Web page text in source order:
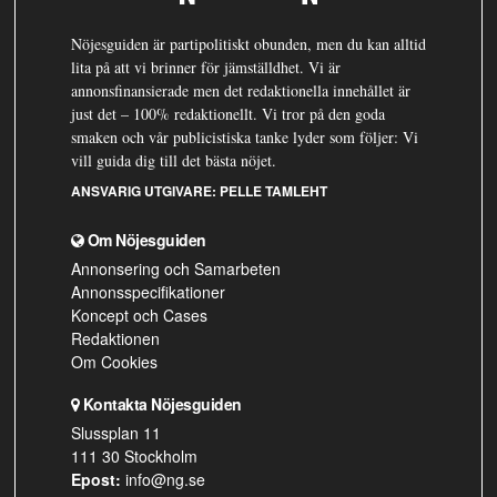
Nöjesguiden är partipolitiskt obunden, men du kan alltid
lita på att vi brinner för jämställdhet. Vi är
annonsfinansierade men det redaktionella innehållet är
just det – 100% redaktionellt. Vi tror på den goda
smaken och vår publicistiska tanke lyder som följer: Vi
vill guida dig till det bästa nöjet.
ANSVARIG UTGIVARE: PELLE TAMLEHT
Om Nöjesguiden
Annonsering och Samarbeten
Annonsspecifikationer
Koncept och Cases
Redaktionen
Om Cookies
Kontakta Nöjesguiden
Slussplan 11
111 30 Stockholm
Epost: info@ng.se